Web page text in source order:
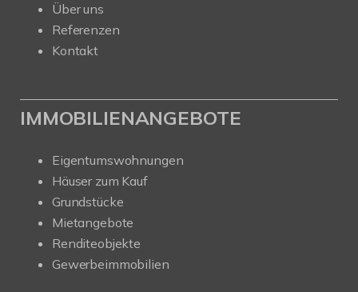
Über uns
Referenzen
Kontakt
IMMOBILIENANGEBOTE
Eigentumswohnungen
Häuser zum Kauf
Grundstücke
Mietangebote
Renditeobjekte
Gewerbeimmobilien